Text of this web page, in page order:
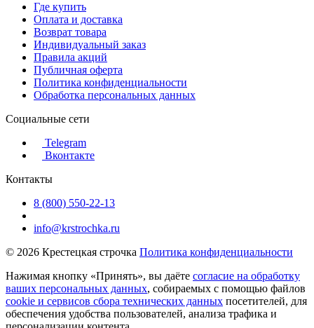
Где купить
Оплата и доставка
Возврат товара
Индивидуальный заказ
Правила акций
Публичная оферта
Политика конфиденциальности
Обработка персональных данных
Социальные сети
Telegram
Вконтакте
Контакты
8 (800) 550-22-13
info@krstrochka.ru
© 2026 Крестецкая строчка Политика конфиденциальности
Нажимая кнопку «Принять», вы даёте согласие на обработку
ваших персональных данных, собираемых с помощью файлов
cookie и сервисов сбора технических данных посетителей, для
обеспечения удобства пользователей, анализа трафика и